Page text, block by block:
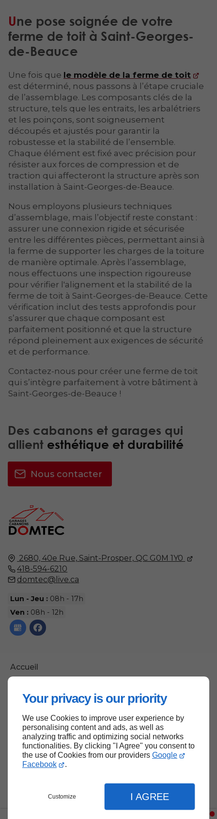
Your privacy is our priority
We use Cookies to improve user experience by
personalising content and ads, as well as
analyzing traffic and optimizing social networks
functionalities. By clicking "I Agree" you consent to
the use of Cookies from our providers Google
Facebook
.
Customize I AGREE
Une pose soignée de votre
ferme de toit à Saint-Georges-
de-Beauce
Une fois que le modèle de la ferme de toit
est déterminé, nous passons à l’étape cruciale
de l’assemblage. Les composants clés de la
structure, tels que les entraits, les arbalétriers
et les poinçons, sont soigneusement
découpés et ajustés pour garantir la
robustesse et la stabilité de l’ensemble.
Chaque élément est fixé avec précision pour
résister aux forces de compression et de
traction qui affecteront la structure après son
installation à Saint-Georges-de-Beauce.
Nous employons plusieurs techniques
d’assemblage, mais l’objectif reste constant :
assurer une connexion rigide et sécurisée
entre les différentes pièces, permettant ainsi à
la ferme de supporter les charges de la toiture
de manière optimale. Après l’assemblage,
nous effectuons une inspection rigoureuse
pour vérifier l'alignement et la stabilité de la
ferme de toit à Saint-Georges-de-Beauce. Cette
vérification inclut des tests approfondis pour
s’assurer que chaque composant est
parfaitement positionné et que la structure
répond pleinement aux exigences de sécurité
et de performance.
Contactez-nous pour créer une ferme de toit
qui s’intègre parfaitement à votre bâtiment à
Saint-Georges-de-Beauce !
2680, 40e Rue, Saint-Prosper, QC G0M 1Y0
418-594-6210
domtec@live.ca
Lun - Jeu : 08h - 17h
Ven : 08h - 12h
Accueil
Politique de confidentialité
Plan du site
Des cabanons et garages qui
allient esthétique et durabilité
Nous contacter
Haut de page